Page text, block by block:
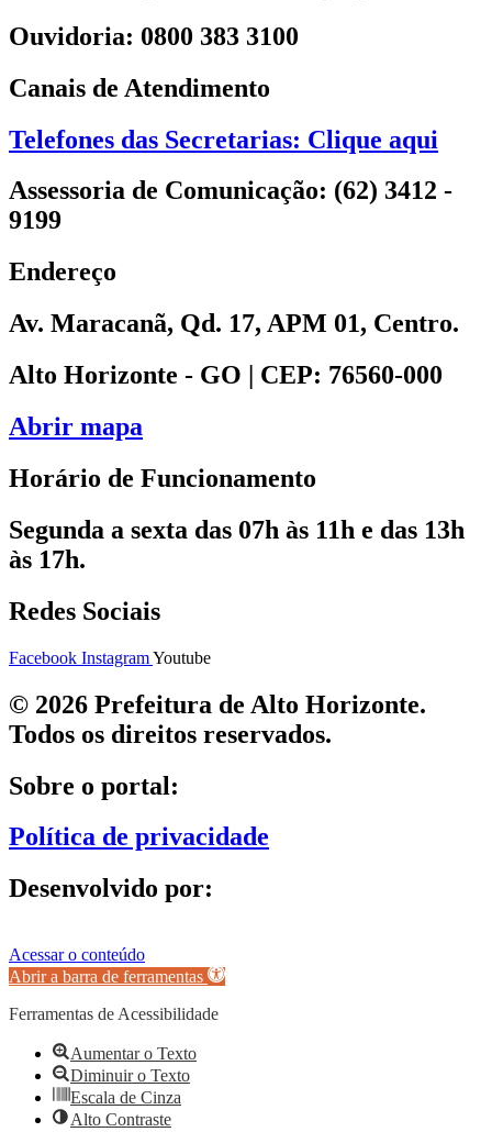
Ouvidoria: 0800 383 3100
Canais de Atendimento
Telefones das Secretarias: Clique aqui
Assessoria de Comunicação: (62) 3412 -
9199
Endereço
Av. Maracanã, Qd. 17, APM 01, Centro.
Alto Horizonte - GO | CEP: 76560-000
Abrir mapa
Horário de Funcionamento
Segunda a sexta das 07h às 11h e das 13h
às 17h.
Redes Sociais
Facebook InstagramYoutube
© 2026 Prefeitura de Alto Horizonte.
Todos os direitos reservados.
Sobre o portal:
Política de privacidade
Desenvolvido por:
Acessar o conteúdo
Abrir a barra de ferramentas
Ferramentas de Acessibilidade
Aumentar o Texto
Diminuir o Texto
Escala de Cinza
Alto Contraste